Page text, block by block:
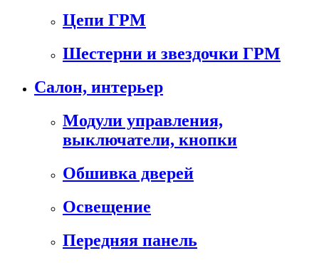
Цепи ГРМ
Шестерни и звездочки ГРМ
Салон, интерьер
Модули управления,
выключатели, кнопки
Обшивка дверей
Освещение
Передняя панель